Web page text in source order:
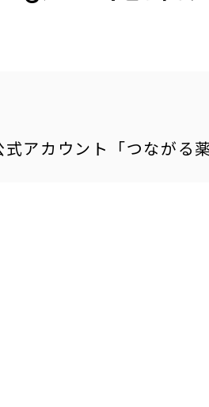
アカウント「つながる